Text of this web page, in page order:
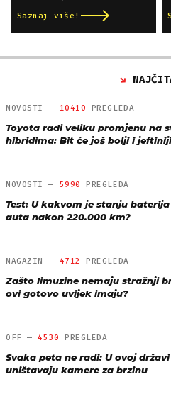
Saznaj više!
NOVOSTI — 10410 PREGLEDA
Toyota radi veliku promjenu na
hibridima: Bit će još bolji i jeftiniji
NOVOSTI — 5990 PREGLEDA
Test: U kakvom je stanju
auta nakon 220.000 km?
MAGAZIN — 4712 PREGLEDA
Zašto limuzine nemaju stražnji
ovi gotovo uvijek imaju?
OFF —4530 PREGLEDA
Svaka peta ne radi: U ovoj
uništavaju kamere za brzinu